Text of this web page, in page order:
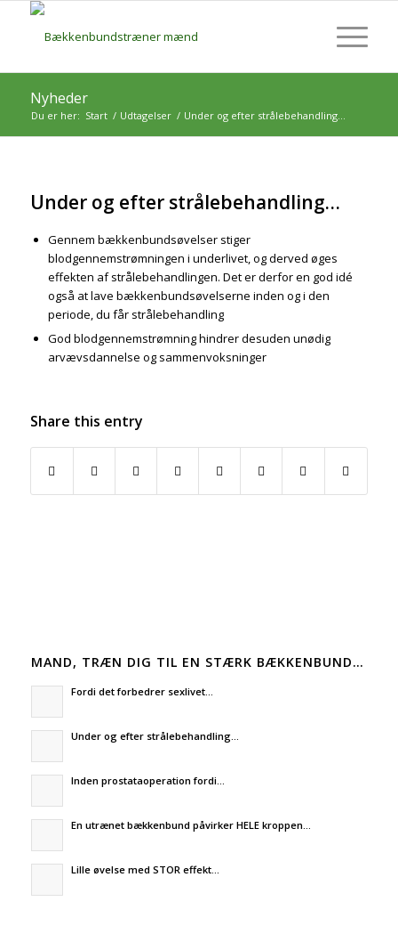
Nyheder
Du er her: Start / Udtagelser / Under og efter strålebehandling…
Under og efter strålebehandling…
Gennem bækkenbundsøvelser stiger
blodgennemstrømningen i underlivet, og derved øges
effekten af strålebehandlingen. Det er derfor en god idé
også at lave bækkenbundsøvelserne inden og i den
periode, du får strålebehandling
God blodgennemstrømning hindrer desuden unødig
arvævsdannelse og sammenvoksninger
Share this entry
MAND, TRÆN DIG TIL EN STÆRK BÆKKENBUND…
Fordi det forbedrer sexlivet…
Under og efter strålebehandling…
Inden prostataoperation fordi…
En utrænet bækkenbund påvirker HELE kroppen…
Lille øvelse med STOR effekt…